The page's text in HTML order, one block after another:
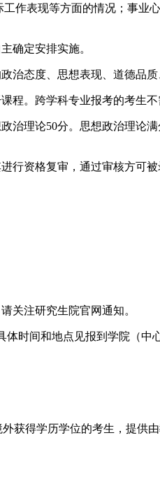
作表现等方面的情况；事业
确定安排实施。
治态度、思想表现、道德品质
。跨学科专业报考的考生
理论50分。思想政治理论
行资格复审，通过审核方可
关注研究生院官网通知。
时间和地点见报到学院（
获得学历学位的考生，提供